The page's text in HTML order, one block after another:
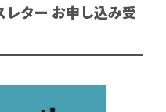
レター お申し込み受